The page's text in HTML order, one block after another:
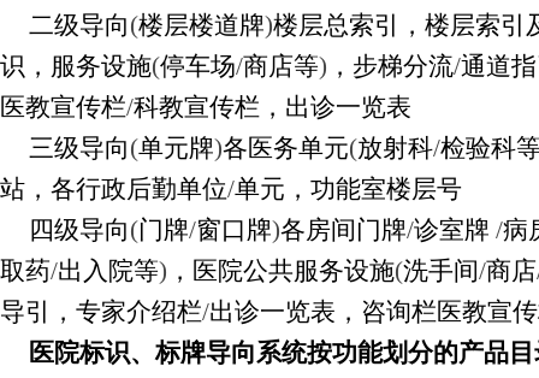
二级导向(楼层楼道牌)楼层总索引，楼层索引
识，服务设施(停车场/商店等) ，步梯分流/通道
医教宣传栏/科教宣传栏，出诊一览表
三级导向(单元牌)各医务单元(放射科/检验科
站，各行政后勤单位/单元，功能室楼层号
四级导向(门牌/窗口牌)各房间门牌/诊室牌 /病
取药/出入院等) ，医院公共服务设施(洗手间/商店
导引，专家介绍栏/出诊一览表，咨询栏医教宣
医院标识、标牌导向系统按功能划分的产品